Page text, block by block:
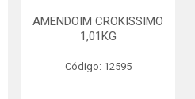
AMENDOIM CROKISSIMO
1,01KG
Código: 12595